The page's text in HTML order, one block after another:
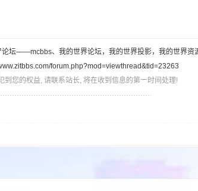
论坛——mcbbs、我的世界论坛，我的世界投影，我的世界资
forum.php?mod=viewthread&tid=23263
到您的权益, 请联系站长, 将在收到信息的第一时间处理!